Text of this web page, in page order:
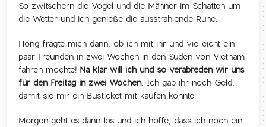
So zwitschern die Vögel und die Männer im Schatten um
die Wetter und ich genieße die ausstrahlende Ruhe.
Hong fragte mich dann, ob ich mit ihr und vielleicht ein
paar Freunden in zwei Wochen in den Süden von Vietnam
fahren möchte! Na klar will ich und so verabreden wir uns
für den Freitag in zwei Wochen. Ich gab ihr noch Geld,
damit sie mir ein Busticket mit kaufen konnte.
Morgen geht es dann los und ich hoffe, dass ich noch ein